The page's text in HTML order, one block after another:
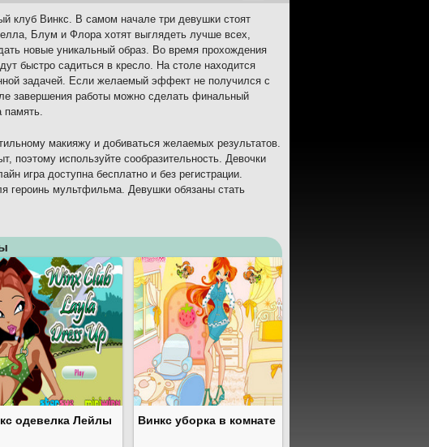
клуб Винкс. В самом начале три девушки стоят
Блум и Флора хотят выглядеть лучше всех,
новые уникальный образ. Во время прохождения
быстро садиться в кресло. На столе находится
задачей. Если желаемый эффект не получился с
завершения работы можно сделать финальный
память.
макияжу и добиваться желаемых результатов.
поэтому используйте сообразительность. Девочки
игра доступна бесплатно и без регистрации.
героинь мультфильма. Девушки обязаны стать
одевелка Лейлы Винкс уборка в комнате